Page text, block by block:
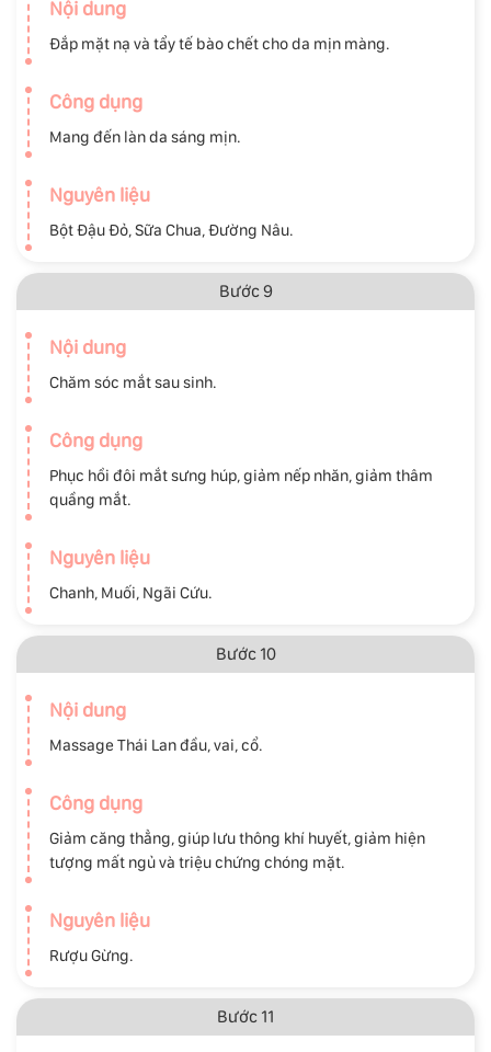
Nội dung
Đắp mặt nạ và tẩy tế bào chết cho da mịn màng.
Công dụng
Mang đến làn da sáng mịn.
Nguyên liệu
Bột Đậu Đỏ, Sữa Chua, Đường Nâu.
Bước 9
Nội dung
Chăm sóc mắt sau sinh.
Công dụng
Phục hồi đôi mắt sưng húp, giảm nếp nhăn, giảm thâm
quầng mắt.
Nguyên liệu
Chanh, Muối, Ngãi Cứu.
Bước 10
Nội dung
Massage Thái Lan đầu, vai, cổ.
Công dụng
Giảm căng thẳng, giúp lưu thông khí huyết, giảm hiện
tượng mất ngủ và triệu chứng chóng mặt.
Nguyên liệu
Rượu Gừng.
Bước 11